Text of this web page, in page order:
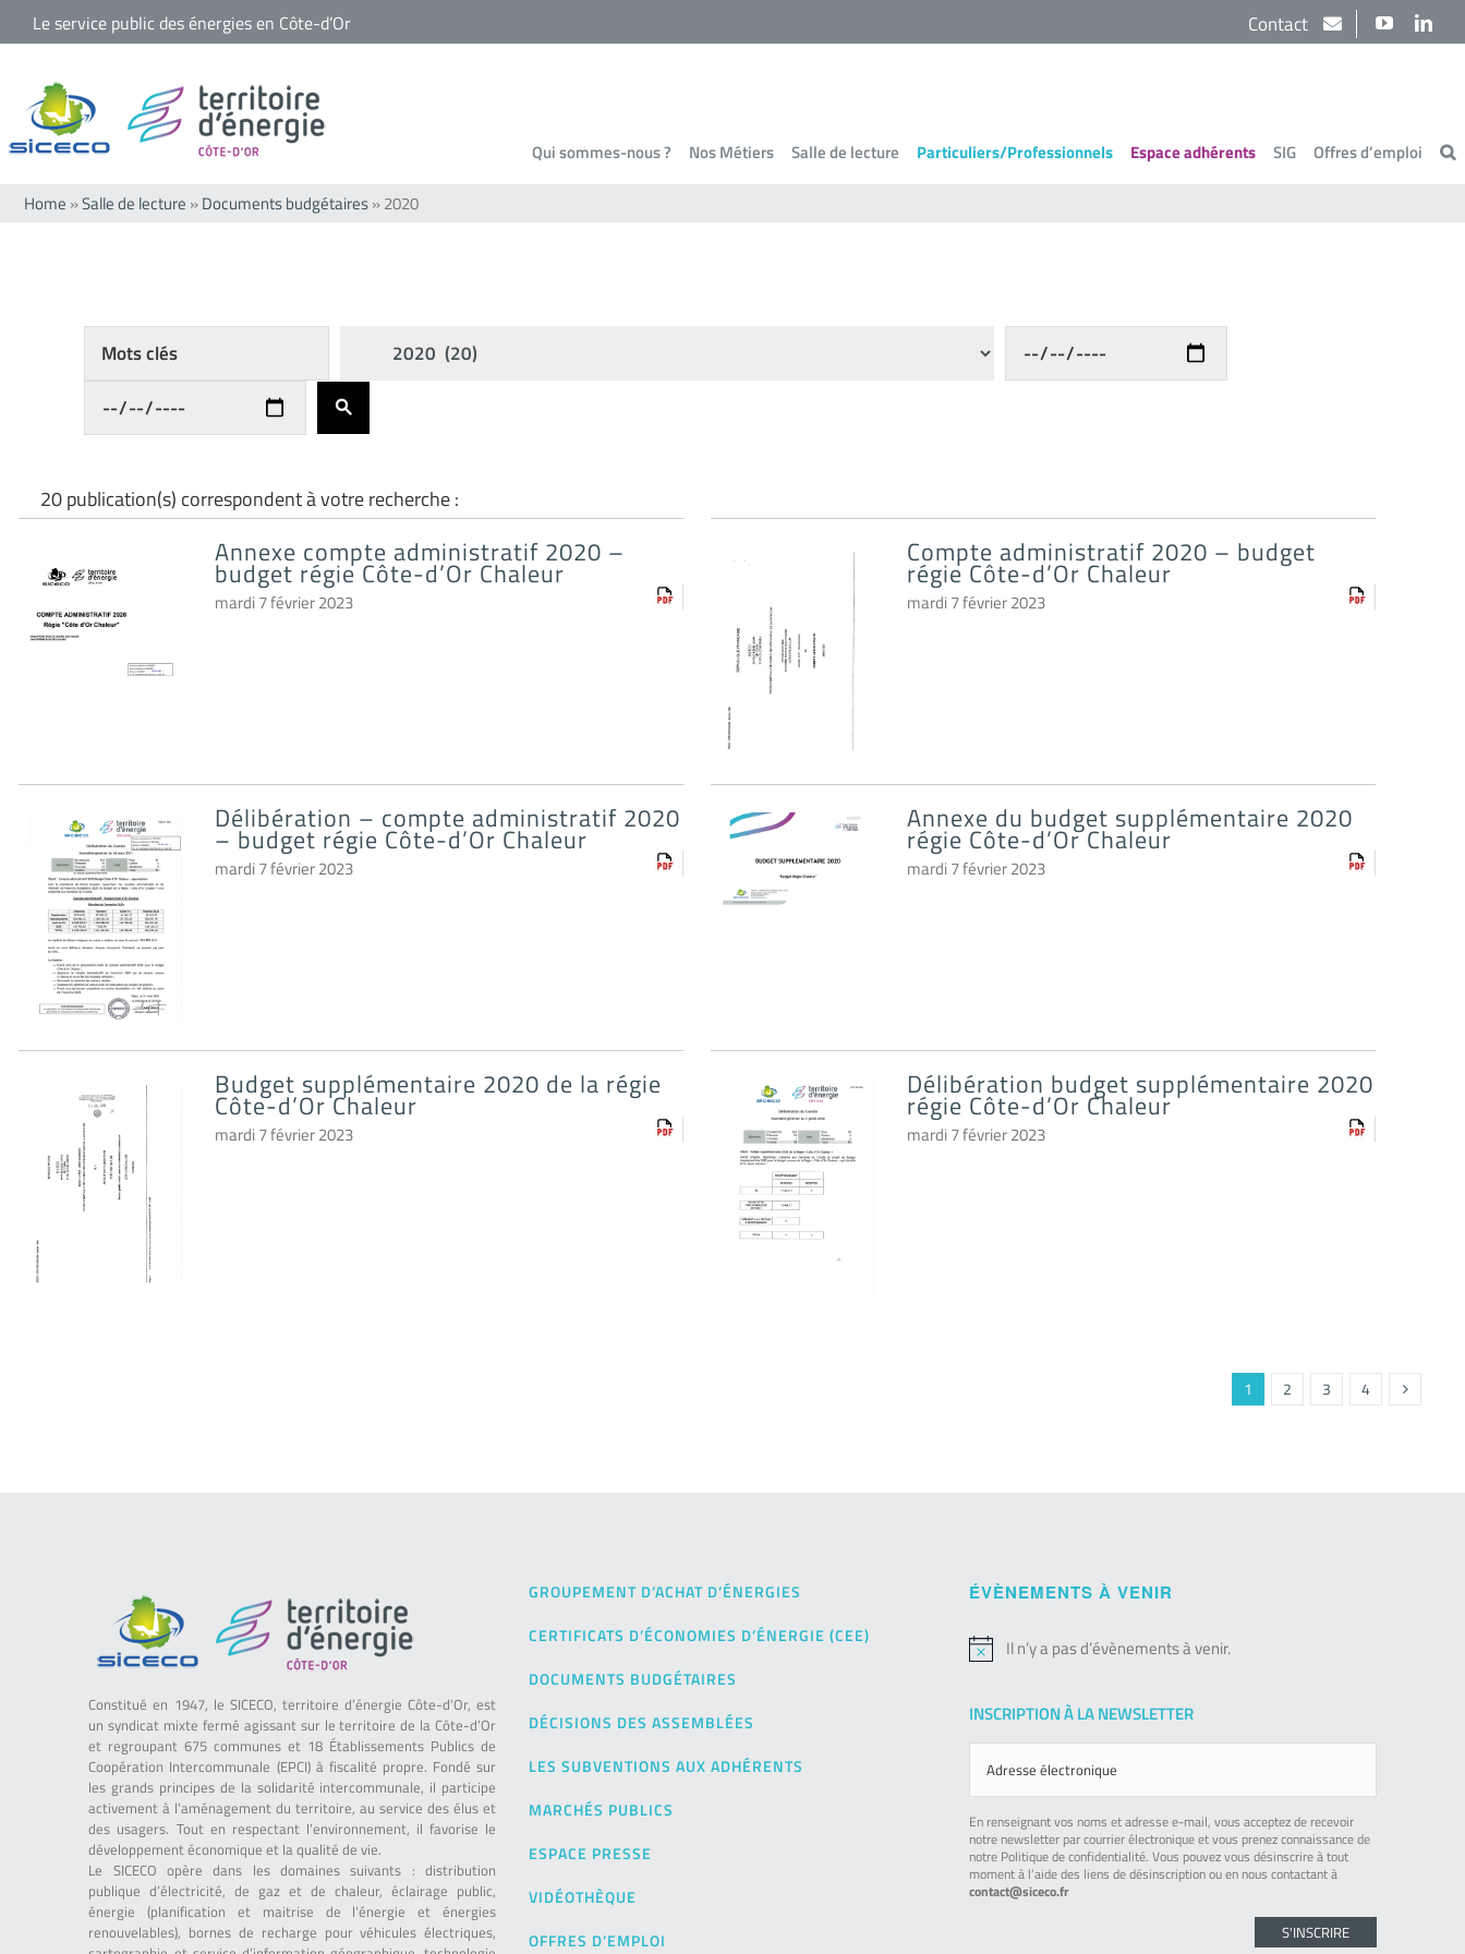
Passer
contenu
Le service public des énergies en Côte-d’Or YouTube
Contact
Qui sommes-nous ? Nos Métiers Salle de lecture Particuliers/Professionnels Espace adhérents SIG Offres d’emploi
Home »Salle de lecture »Documents budgétaires»2020
20 publication(s) correspondent à votre recherche :
Annexe compte administratif 2020 –
budget régie Côte-d’Or Chaleur
mardi 7 février 2023
Compte administratif 2020 – budget
régie Côte-d’Or Chaleur
mardi 7 février 2023
Délibération – compte administratif 2020
– budget régie Côte-d’Or Chaleur
mardi 7 février 2023
Annexe du budget supplémentaire 2020
régie Côte-d’Or Chaleur
mardi 7 février 2023
Budget supplémentaire 2020 de la régie
Côte-d’Or Chaleur
mardi 7 février 2023
Délibération budget supplémentaire 2020
régie Côte-d’Or Chaleur
mardi 7 février 2023
1 2 3 4
Constitué en 1947, le SICECO, territoire d’énergie Côte-d’Or, est
un syndicat mixte fermé agissant sur le territoire de la Côte-d’Or
et regroupant 675 communes et 18 Établissements Publics de
Coopération Intercommunale (EPCI) à fiscalité propre. Fondé sur
les grands principes de la solidarité intercommunale, il participe
activement à l’aménagement du territoire, au service des élus et
des usagers. Tout en respectant l’environnement, il favorise le
développement économique et la qualité de vie.
Le SICECO opère dans les domaines suivants : distribution
publique d’électricité, de gaz et de chaleur, éclairage public,
énergie (planification et maitrise de l’énergie et énergies
renouvelables), bornes de recharge pour véhicules électriques,
GROUPEMENT D’ACHAT D’ÉNERGIES
CERTIFICATS D’ÉCONOMIES D’ÉNERGIE (CEE)
DOCUMENTS BUDGÉTAIRES
DÉCISIONS DES ASSEMBLÉES
LES SUBVENTIONS AUX ADHÉRENTS
MARCHÉS PUBLICS
ESPACE PRESSE
VIDÉOTHÈQUE
OFFRES D’EMPLOI
ÉVÈNEMENTS À VENIR
Notice
Il n’y a pas d’évènements à venir.
INSCRIPTION À LA NEWSLETTER
En renseignant vos noms et adresse e-mail, vous acceptez de recevoir
notre newsletter par courrier électronique et vous prenez connaissance de
notre Politique de confidentialité. Vous pouvez vous désinscrire à tout
moment à l’aide des liens de désinscription ou en nous contactant à
contact@siceco.fr